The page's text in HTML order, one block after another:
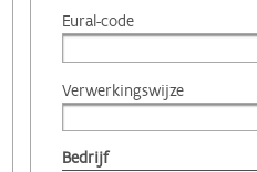
Eural-code
Verwerkingswijze
Bedrijf